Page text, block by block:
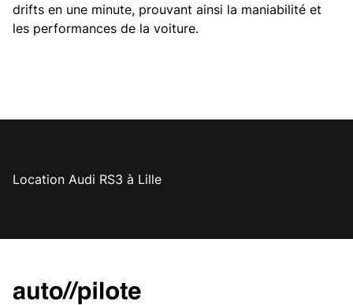
drifts en une minute, prouvant ainsi la maniabilité et
les performances de la voiture.
Location Audi RS3 à Lille